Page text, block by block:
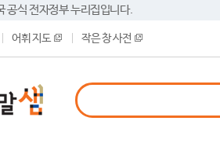
공식 전자정부 누리집입니다.
어휘 지도 작은 창 사전